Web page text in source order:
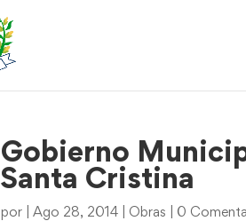
Gobierno
Santa Cristina
por |Ago 28, 2014 Obras 0